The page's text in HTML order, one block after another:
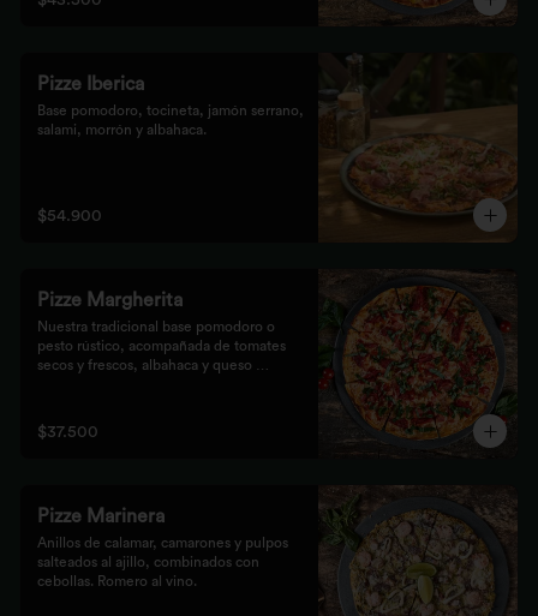
Pizze Iberica
Base pomodoro, tocineta, jamón serrano,
salami, morrón y albahaca.
$54.900
Pizze Margherita
Nuestra tradicional base pomodoro o
pesto rústico, acompañada de tomates
secos y frescos, albahaca y queso
$37.500
Pizze Marinera
Anillos de calamar, camarones y pulpos
salteados al ajillo, combinados con
cebollas. Romero al vino.